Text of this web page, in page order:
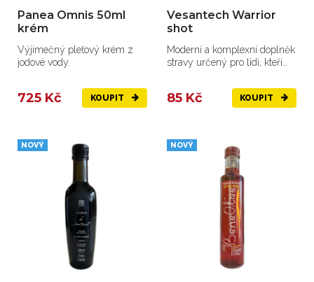
Panea Omnis 50ml
krém
Výjimečný pleťový krém z
jodové vody.
725 Kč KOUPIT
Vesantech Warrior
shot
Moderní a komplexní doplněk
stravy určený pro lidi, kteří
85 Kč KOUPIT
NOVÝ NOVÝ